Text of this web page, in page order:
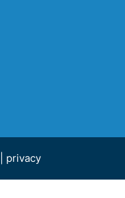
privacy